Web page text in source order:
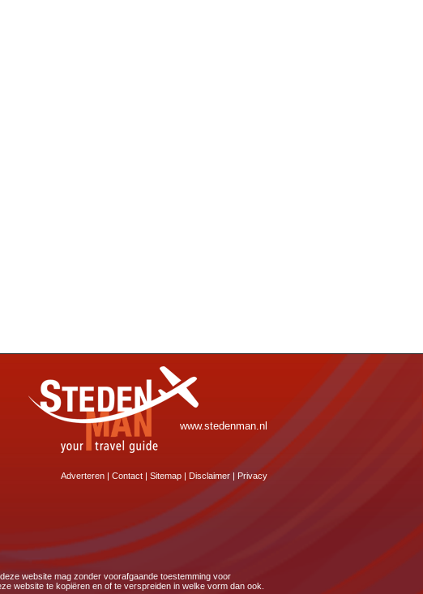
Adverteren | Contact | Sitemap | Disclaimer | Privacy
www.stedenman.nl
website mag zonder voorafgaande toestemming voor
website te kopiëren en of te verspreiden in welke vorm dan ook.